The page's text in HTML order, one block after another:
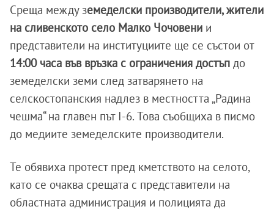
Среща между земеделски производители, жители
на сливенското село Малко Чочовени и
представители на институциите ще се състои от
14:00 часа във връзка с ограничения достъп до
земеделски земи след затварянето на
селскостопанския надлез в местността „Радина
чешма“ на главен път I-6. Това съобщиха в писмо
до медиите земеделските производители.
Те обявиха протест пред кметството на селото,
като се очаква срещата с представители на
областната администрация и полицията да